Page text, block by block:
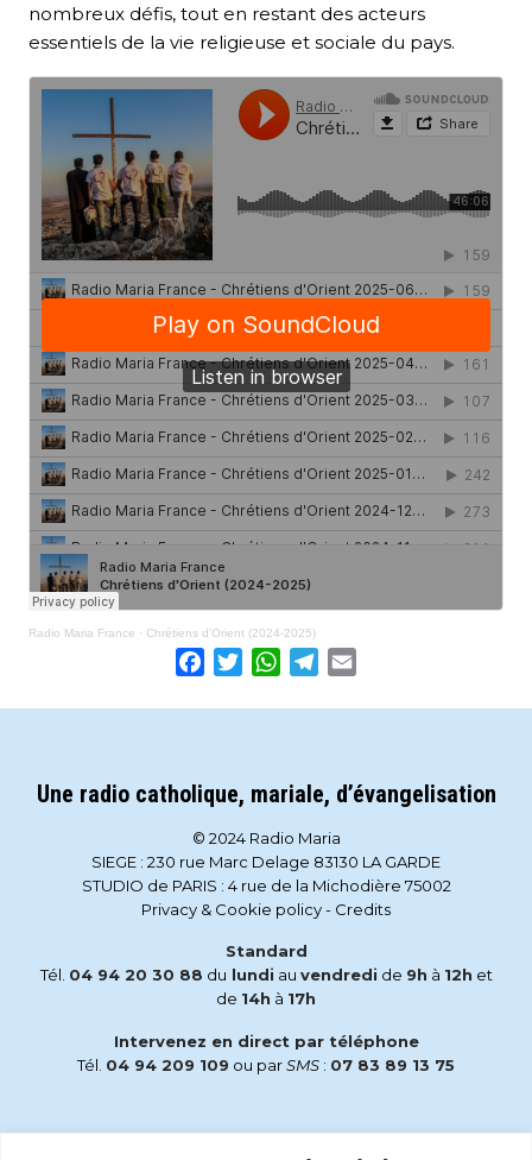
nombreux défis, tout en restant des acteurs
essentiels de la vie religieuse et sociale du pays.
Radio Maria France · Chrétiens d'Orient (2024-2025)
Facebook
TwitterWhatsApp
Telegram
Une radio catholique, mariale, d’évangelisation
© 2024 Radio Maria
SIEGE : 230 rue Marc Delage 83130 LA GARDE
STUDIO de PARIS : 4 rue de la Michodière 75002
Privacy & Cookie policy- Credits
Standard
Tél. 04 94 20 30 88 du lundi au vendredi de 9h à 12h et
de 14h à 17h
Intervenez en direct par téléphone
Tél. 04 94 209 109 ou parSMS : 07 83 89 13 75